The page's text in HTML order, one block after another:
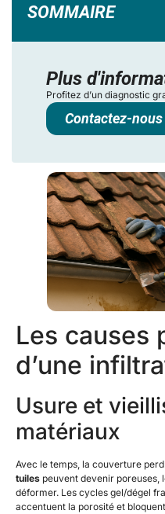
Les causes
d’une
Usure et
matériaux
Avec le temps, la couverture
tuiles peuvent devenir poreuses,
déformer. Les cycles gel/dégel
accentuent la porosité et
SOMMAIRE
Plus
Profitez d’un diagnostic
Contactez-nous